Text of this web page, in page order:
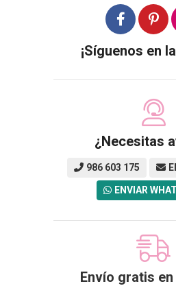
¡Síguenos en
¿Necesitas
986 603 175
ENVIAR
Envío gratis